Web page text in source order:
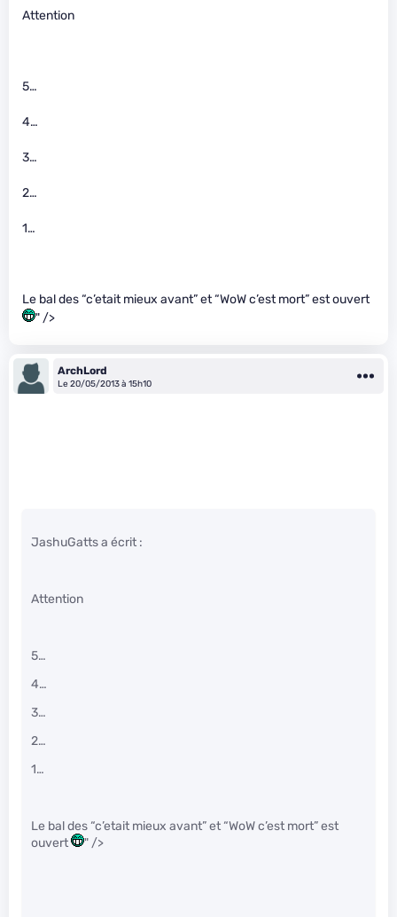
Attention
5…
4…
3…
2…
1…
Le bal des “c’etait mieux avant” et “WoW c’est mort” est ouvert
" />
ArchLord
Le 20/05/2013 à 15h10
JashuGatts a écrit :
Attention
5…
4…
3…
2…
1…
Le bal des “c’etait mieux avant” et “WoW c’est mort” est
ouvert
" />